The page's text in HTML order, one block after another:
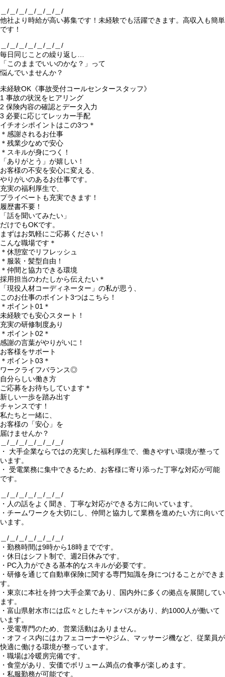
＿/＿/＿/＿/＿/＿/＿/
他社より時給が高い募集です！未経験でも活躍できます。高収入も簡単
です！
＿/＿/＿/＿/＿/＿/＿/
毎日同じことの繰り返し…
「このままでいいのかな？」って
悩んでいませんか？
未経験OK《事故受付コールセンタースタッフ》
1 事故の状況をヒアリング
2 保険内容の確認とデータ入力
3 必要に応じてレッカー手配
イチオシポイントはこの3つ＊
＊感謝されるお仕事
＊残業少なめで安心
＊スキルが身につく！
「ありがとう」が嬉しい！
お客様の不安を安心に変える、
やりがいのあるお仕事です。
充実の福利厚生で、
プライベートも充実できます！
履歴書不要！
「話を聞いてみたい」
だけでもOKです。
まずはお気軽にご応募ください！
こんな職場です＊
＊休憩室でリフレッシュ
＊服装・髪型自由！
＊仲間と協力できる環境
採用担当のわたしから伝えたい＊
「現役人材コーディネーター」の私が思う、
このお仕事のポイント3つはこちら！
＊ポイント01＊
未経験でも安心スタート！
充実の研修制度あり
＊ポイント02＊
感謝の言葉がやりがいに！
お客様をサポート
＊ポイント03＊
ワークライフバランス◎
自分らしい働き方
ご応募をお待ちしています＊
新しい一歩を踏み出す
チャンスです！
私たちと一緒に、
お客様の「安心」を
届けませんか？
＿/＿/＿/＿/＿/＿/＿/
・ 大手企業ならではの充実した福利厚生で、働きやすい環境が整って
います。
・ 受電業務に集中できるため、お客様に寄り添った丁寧な対応が可能
です。
＿/＿/＿/＿/＿/＿/＿/
・人の話をよく聞き、丁寧な対応ができる方に向いています。
・チームワークを大切にし、仲間と協力して業務を進めたい方に向いて
います。
＿/＿/＿/＿/＿/＿/＿/
・勤務時間は9時から18時までです。
・休日はシフト制で、週2日休みです。
・PC入力ができる基本的なスキルが必要です。
・研修を通じて自動車保険に関する専門知識を身につけることができま
す。
・東京に本社を持つ大手企業であり、国内外に多くの拠点を展開してい
ます。
・富山県射水市には広々としたキャンパスがあり、約1000人が働いて
います。
・受電専門のため、営業活動はありません。
・オフィス内にはカフェコーナーやジム、マッサージ機など、従業員が
快適に働ける環境が整っています。
・職場は冷暖房完備です。
・食堂があり、安価でボリューム満点の食事が楽しめます。
・私服勤務が可能です。